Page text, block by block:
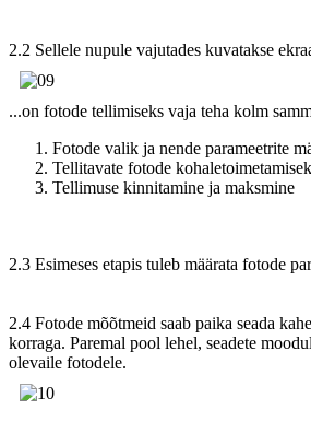
2.2 Sellele nupule vajutades kuvatakse
...on fotode tellimiseks vaja teha kolm
Fotode valik ja nende parameetrite
Tellitavate fotode
Tellimuse kinnitamine ja maksmine
2.3 Esimeses etapis tuleb määrata fotode
2.4 Fotode mõõtmeid saab paika seada
korraga. Paremal pool lehel, seadete
olevaile fotodele.